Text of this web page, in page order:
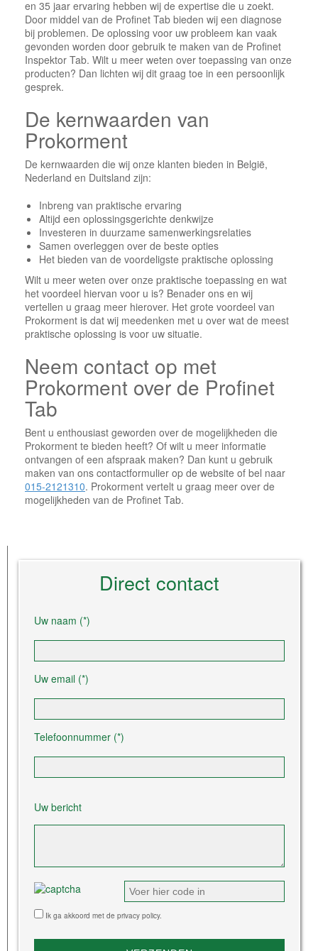
en 35 jaar ervaring hebben wij de expertise die u zoekt.
Door middel van de Profinet Tab bieden wij een diagnose
bij problemen. De oplossing voor uw probleem kan vaak
gevonden worden door gebruik te maken van de Profinet
Inspektor Tab. Wilt u meer weten over toepassing van onze
producten? Dan lichten wij dit graag toe in een persoonlijk
gesprek.
De kernwaarden van
Prokorment
De kernwaarden die wij onze klanten bieden in België,
Nederland en Duitsland zijn:
Inbreng van praktische ervaring
Altijd een oplossingsgerichte denkwijze
Investeren in duurzame samenwerkingsrelaties
Samen overleggen over de beste opties
Het bieden van de voordeligste praktische oplossing
Wilt u meer weten over onze praktische toepassing en wat
het voordeel hiervan voor u is? Benader ons en wij
vertellen u graag meer hierover. Het grote voordeel van
Prokorment is dat wij meedenken met u over wat de meest
praktische oplossing is voor uw situatie.
Neem contact op met
Prokorment over de Profinet
Tab
Bent u enthousiast geworden over de mogelijkheden die
Prokorment te bieden heeft? Of wilt u meer informatie
ontvangen of een afspraak maken? Dan kunt u gebruik
maken van ons contactformulier op de website of bel naar
015-2121310. Prokorment vertelt u graag meer over de
mogelijkheden van de Profinet Tab.
Direct contact
Uw naam (*)
Uw email (*)
Telefoonnummer (*)
Uw bericht
Ik ga akkoord met de privacy policy.